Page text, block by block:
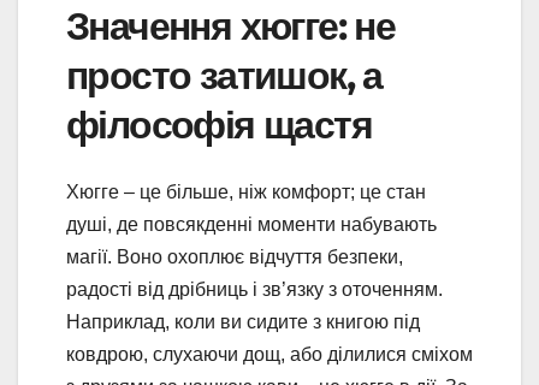
Значення хюгге: не
просто затишок, а
філософія щастя
Хюгге – це більше, ніж комфорт; це стан
душі, де повсякденні моменти набувають
магії. Воно охоплює відчуття безпеки,
радості від дрібниць і зв’язку з оточенням.
Наприклад, коли ви сидите з книгою під
ковдрою, слухаючи дощ, або ділилися сміхом